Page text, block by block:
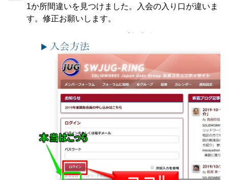
1か所間違いを見つけました。入会の入り口が違いま
す。修正お願いします。